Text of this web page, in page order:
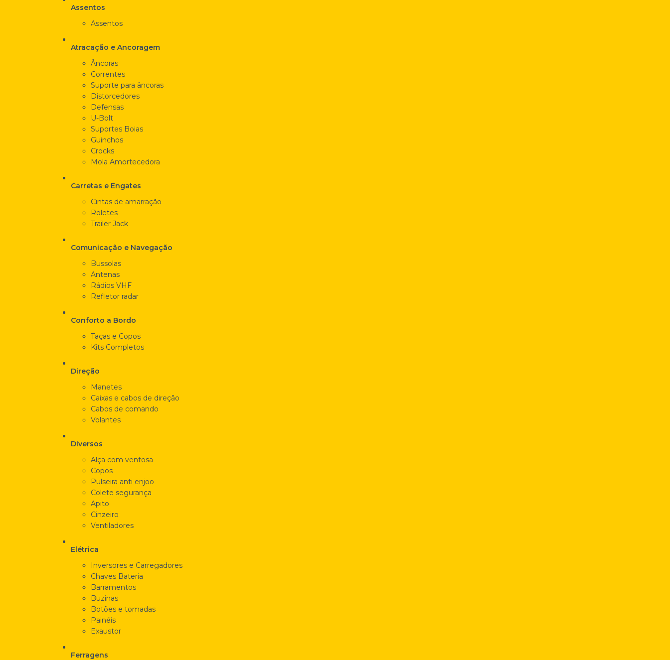
Assentos
Assentos
Atracação e Ancoragem
Âncoras
Correntes
Suporte para âncoras
Distorcedores
Defensas
U-Bolt
Suportes Boias
Guinchos
Crocks
Mola Amortecedora
Carretas e Engates
Cintas de amarração
Roletes
Trailer Jack
Comunicação e Navegação
Bussolas
Antenas
Rádios VHF
Refletor radar
Conforto a Bordo
Taças e Copos
Kits Completos
Direção
Manetes
Caixas e cabos de direção
Cabos de comando
Volantes
Diversos
Alça com ventosa
Copos
Pulseira anti enjoo
Colete segurança
Apito
Cinzeiro
Ventiladores
Elétrica
Inversores e Carregadores
Chaves Bateria
Barramentos
Buzinas
Botões e tomadas
Painéis
Exaustor
Ferragens